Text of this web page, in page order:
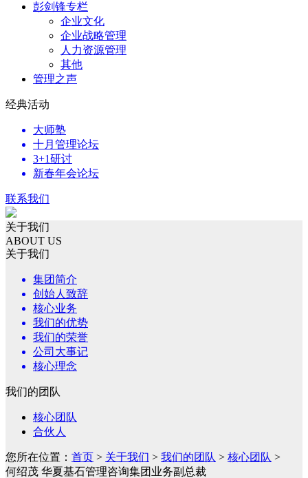
彭剑锋专栏
企业文化
企业战略管理
人力资源管理
其他
管理之声
经典活动
大师塾
十月管理论坛
3+1研讨
新春年会论坛
联系我们
关于我们
ABOUT US
关于我们
集团简介
创始人致辞
核心业务
我们的优势
我们的荣誉
公司大事记
核心理念
我们的团队
核心团队
合伙人
您所在位置： 首页 > 关于我们 > 我们的团队 > 核心团队 >
何绍茂 华夏基石管理咨询集团业务副总裁